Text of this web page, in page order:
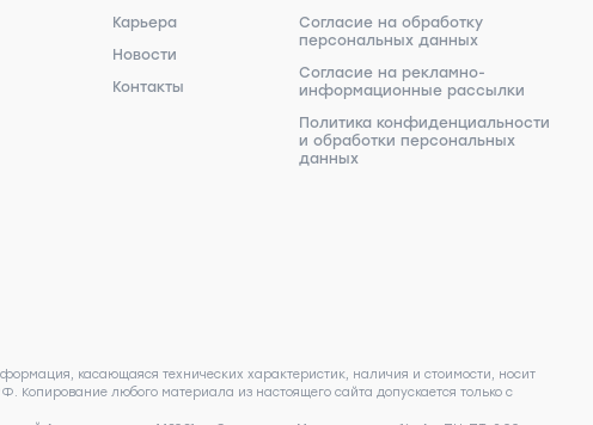
Карьера
Новости
Контакты
Согласие на обработку
персональных данных
Согласие на рекламно-
информационные рассылки
Политика конфиденциальности
и обработки персональных
данных
касающаяся технических характеристик, наличия и стоимости, носит
любого материала из настоящего сайта допускается только с